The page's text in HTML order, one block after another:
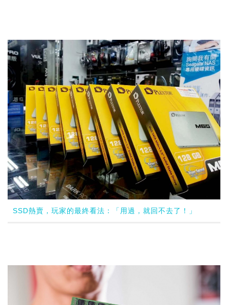
SSD熱賣，玩家的最終看法：「用過，就回不去了！」